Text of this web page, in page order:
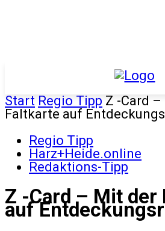
Start Regio Tipp Z -Card
Faltkarte auf
Regio Tipp
Harz+Heide.online
Redaktions-Tipp
Z -Card – Mit der
auf